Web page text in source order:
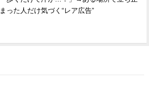
まった人だけ気づく“レア広告”